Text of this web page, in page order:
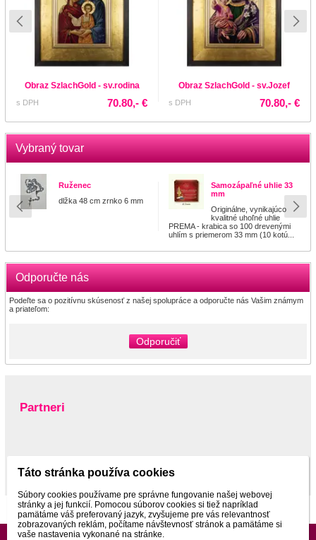
Obraz SzlachGold - sv.rodina
s DPH 70.80,- €
Obraz SzlachGold - sv.Jozef
s DPH 70.80,- €
Vybraný tovar
Ruženec
dlžka 48 cm zrnko 6 mm
Samozápaľné uhlie 33
mm
Originálne, vynikajúco
kvalitné uhoľné uhlie
PREMA - krabica so 100 drevenými
uhlím s priemerom 33 mm (10 kotú...
Odporučte nás
Podeľte sa o pozitívnu skúsenosť z našej spolupráce a odporučte nás Vašim známym
a priateľom:
Odporučiť
Partneri
Táto stránka používa cookies
Súbory cookies používame pre správne fungovanie našej webovej
stránky a jej funkcií. Pomocou súborov cookies si tiež napríklad
pamätáme váš preferovaný jazyk, zvyšujeme pre vás relevantnosť
zobrazovaných reklám, počítame návštevnosť stránok a pamätáme si
vaše nastavenia vykonané na stránke.